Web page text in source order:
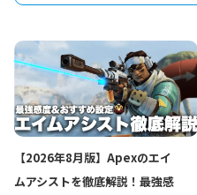
【2026年8月版】Apexのエイ
ムアシストを徹底解説！最強感